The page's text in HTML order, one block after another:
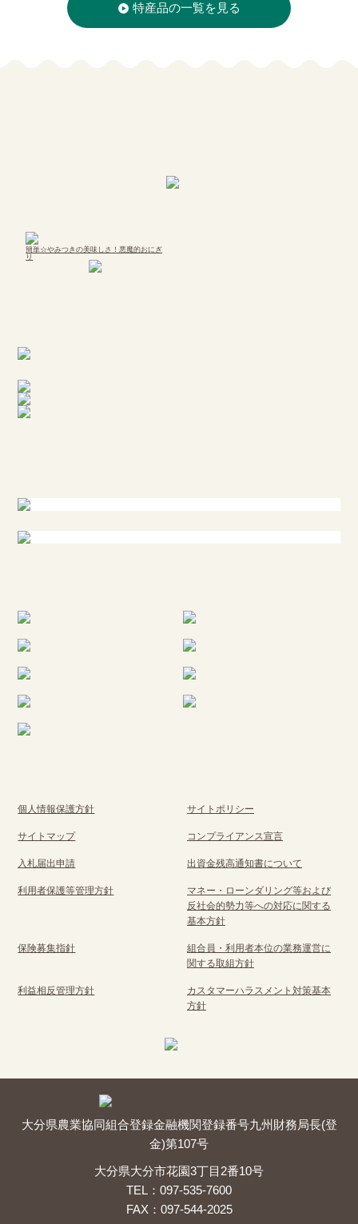
特産品の一覧を見る
簡単☆やみつきの美味しさ！悪魔的おにぎ
り
個人情報保護方針 サイトポリシー
サイトマップ コンプライアンス宣言
入札届出申請 出資金残高通知書について
利用者保護等管理方針
マネー・ローンダリング等および
反社会的勢力等への対応に関する
基本方針
保険募集指針
組合員・利用者本位の業務運営に
関する取組方針
利益相反管理方針
カスタマーハラスメント対策基本
方針
大分県農業協同組合登録金融機関登録番号九州財務局長(登
金)第107号
大分県大分市花園3丁目2番10号
TEL：097-535-7600
FAX：097-544-2025